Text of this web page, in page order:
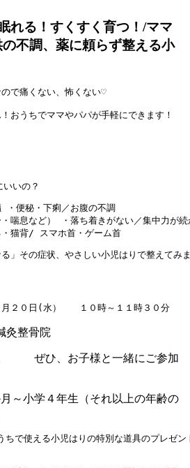
れる！すくすく育つ！/ママ
不調、薬に頼らず整える小
で痛くない、怖くない♡
おうちでママやパパが手軽にできます！
いの？
・便秘・下痢／お腹の不調
・喘息など） ・落ち着きがない／集中力が
猫背/ スマホ首・ゲーム首
」その症状、 やさしい小児はりで整えてみ
８月２０日(水）　　１０時～１１
骨院
、お子様と一緒にご参加
小学４年生（それ以上の年齢の
で使える小児はりの特別な道具のプレゼン